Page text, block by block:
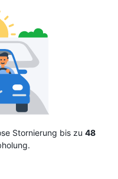
Stornierung bis zu 48